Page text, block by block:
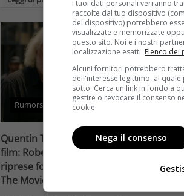
Rumors
Quentin Tarantino e il decimo
film: Robert Richardson rivela
riprese forse nel 2027 e l’addio a
The Movie Critic
Jai
I tuoi dati personali verranno
raccolte dal tuo dispositivo
del dispositivo) potrebbero
visualizzate e memorizzate
questo sito. Noi e i nostri
localizzazione esatti. Elenco dei
Alcuni fornitori potrebbero
dell'interesse legittimo, al
sotto. Cerca un link in fondo a
gestire o revocare il consenso
cookie.
Nega il consenso